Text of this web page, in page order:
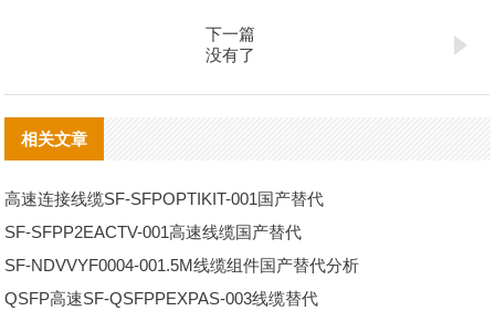
下一篇
没有了
相关文章
高速连接线缆SF-SFPOPTIKIT-001国产替代
SF-SFPP2EACTV-001高速线缆国产替代
SF-NDVVYF0004-001.5M线缆组件国产替代分析
QSFP高速SF-QSFPPEXPAS-003线缆替代